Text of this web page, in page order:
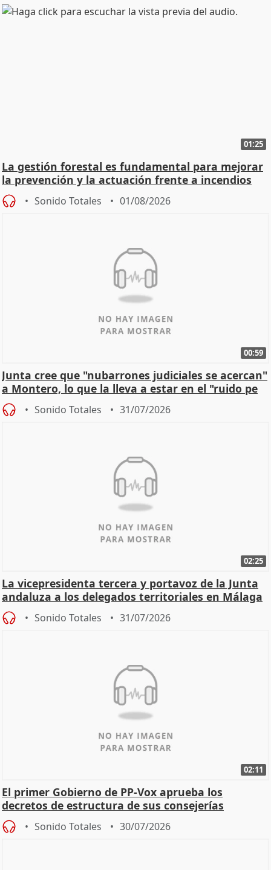
01:25
La gestión forestal es fundamental para mejorar
la prevención y la actuación frente a incendios
Sonido Totales 01/08/2026
00:59
Junta cree que "nubarrones judiciales se acercan"
a Montero, lo que la lleva a estar en el "ruido pe
Sonido Totales 31/07/2026
02:25
La vicepresidenta tercera y portavoz de la Junta
andaluza a los delegados territoriales en Málaga
Sonido Totales 31/07/2026
02:11
El primer Gobierno de PP-Vox aprueba los
decretos de estructura de sus consejerías
Sonido Totales 30/07/2026